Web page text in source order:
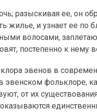
разыскивая ее, он
жилье, и узнает ее
волосами,
постепенно к нему
эвенов в
фольклоре,
от их
оказываются